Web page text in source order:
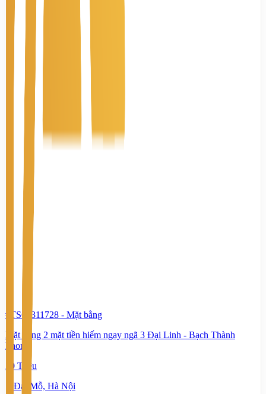
#TS65311728 - Mặt bằng
Mặt bằng 2 mặt tiền hiếm ngay ngã 3 Đại Linh - Bạch Thành
Phong
30 Triệu
Đại Mỗ, Hà Nội